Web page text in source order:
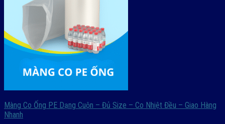
Màng Co Ống PE Dạng Cuộn – Đủ Size – Co Nhiệt Đều – Giao Hàng
Nhanh